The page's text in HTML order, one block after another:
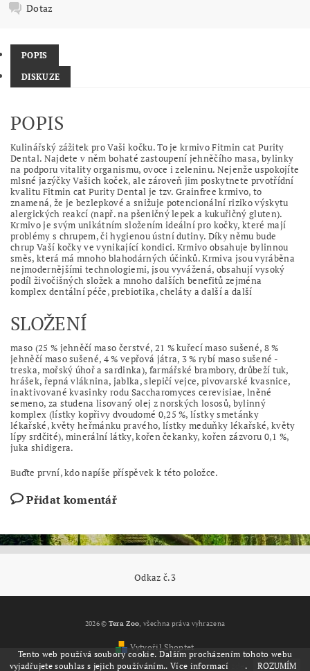
Dotaz
POPIS
DISKUZE
POPIS
Kulinářský zážitek pro Vaši kočku. To je krmivo Fitmin cat Purity
Dental. Najdete v něm bohaté zastoupení jehněčího masa, bylinky
na podporu vitality organismu, ovoce i zeleninu. Nejenže uspokojíte
mlsné jazýčky Vašich koček, ale zároveň jim poskytnete prvotřídní
kvalitu Fitmin cat Purity Dental je tzv. Grainfree krmivo, to
znamená, že je bezlepkové a snižuje potencionální riziko výskytu
alergických reakcí (např. na pšeničný lepek a kukuřičný gluten).
Krmivo je svým unikátním složením ideální pro kočky, které mají
problémy s chrupem, či hygienou ústní dutiny. Díky němu bude
chrup Vaší kočky ve vynikající kondici. Krmivo obsahuje bylinnou
směs, která má mnoho blahodárných účinků. Krmiva jsou vyráběna
nejmodernějšími technologiemi, jsou vyvážená, obsahují vysoký
podíl živočišných složek a mnoho dalších benefitů zejména
komplex dentální péče, prebiotika, cheláty a další a další
SLOŽENÍ
maso (25 % jehněčí maso čerstvé, 21 % kuřecí maso sušené, 8 %
jehněčí maso sušené, 4 % vepřová játra, 3 % rybí maso sušené -
treska, mořský úhoř a sardinka), farmářské brambory, drůbeží tuk,
hrášek, řepná vláknina, jablka, slepičí vejce, pivovarské kvasnice,
inaktivované kvasinky rodu Saccharomyces cerevisiae, lněné
semeno, za studena lisovaný olej z norských lososů, bylinný
komplex (lístky kopřivy dvoudomé 0,25 %, lístky smetánky
lékařské, květy heřmánku pravého, lístky meduňky lékařské, květy
lípy srdčité), minerální látky, kořen čekanky, kořen zázvoru 0,1 %,
juka shidigera.
Buďte první, kdo napíše příspěvek k této položce.
Přidat komentář
Odkaz č.3
2026 © Tera Zoo, všechna práva vyhrazena
Vytvořil Shoptet
Tento web používá soubory cookie. Dalším procházením tohoto webu
vyjadřujete souhlas s jejich používáním.. Více informací
. ROZUMÍM